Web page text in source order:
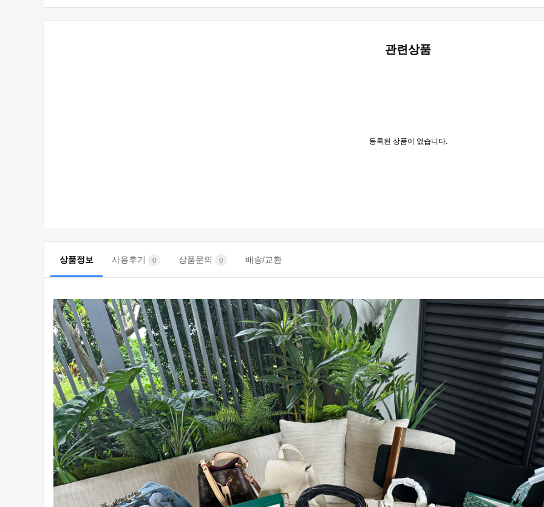
관련상품
등록된 상품이 없습니다.
상품정보 사용후기 0 상품문의 0 배송/교환